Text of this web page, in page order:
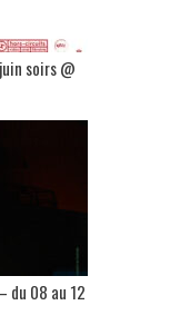
soirs @
du 08 au 12